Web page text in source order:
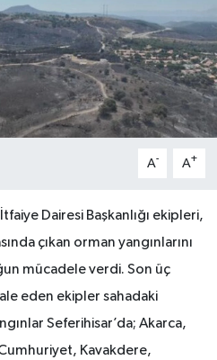
A- A+
Dairesi Başkanlığı ekipleri,
çıkan orman yangınlarını
mücadele verdi. Son üç
eden ekipler sahadaki
Seferihisar’da; Akarca,
Kavakdere,